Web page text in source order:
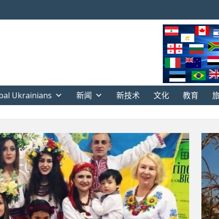
Ukrainians 新闻 新技术 文化 教育